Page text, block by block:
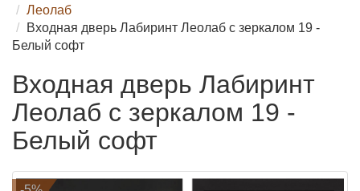
Леолаб
Входная дверь Лабиринт Леолаб с зеркалом 19 -
Белый софт
Входная дверь Лабиринт
Леолаб с зеркалом 19 -
Белый софт